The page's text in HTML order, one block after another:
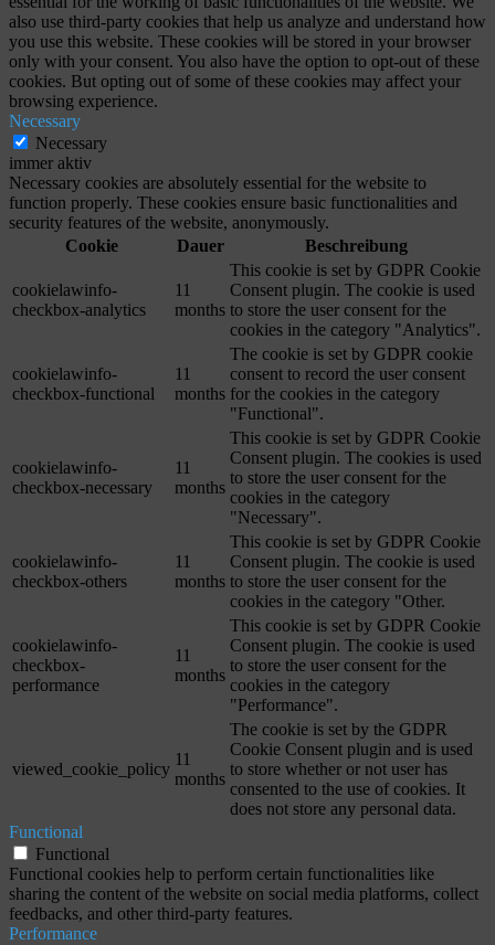
also use third-party cookies that help us analyze and understand how
you use this website. These cookies will be stored in your browser
only with your consent. You also have the option to opt-out of these
cookies. But opting out of some of these cookies may affect your
browsing experience.
Necessary
Necessary
immer aktiv
Necessary cookies are absolutely essential for the website to
function properly. These cookies ensure basic functionalities and
security features of the website, anonymously.
Cookie
Dauer Beschreibung
cookielawinfo-
checkbox-analytics
11
months
This cookie is set by GDPR Cookie
Consent plugin. The cookie is used
to store the user consent for the
cookies in the category "Analytics".
cookielawinfo-
checkbox-functional
11
months
The cookie is set by GDPR cookie
consent to record the user consent
for the cookies in the category
"Functional".
cookielawinfo-
checkbox-necessary
11
months
This cookie is set by GDPR Cookie
Consent plugin. The cookies is used
to store the user consent for the
cookies in the category
"Necessary".
cookielawinfo-
checkbox-others
11
months
This cookie is set by GDPR Cookie
Consent plugin. The cookie is used
to store the user consent for the
cookies in the category "Other.
cookielawinfo-
checkbox-
performance
11
months
This cookie is set by GDPR Cookie
Consent plugin. The cookie is used
to store the user consent for the
cookies in the category
"Performance".
viewed_cookie_policy
11
months
The cookie is set by the GDPR
Cookie Consent plugin and is used
to store whether or not user has
consented to the use of cookies. It
does not store any personal data.
Functional
Functional
Functional cookies help to perform certain functionalities like
sharing the content of the website on social media platforms, collect
feedbacks, and other third-party features.
Performance